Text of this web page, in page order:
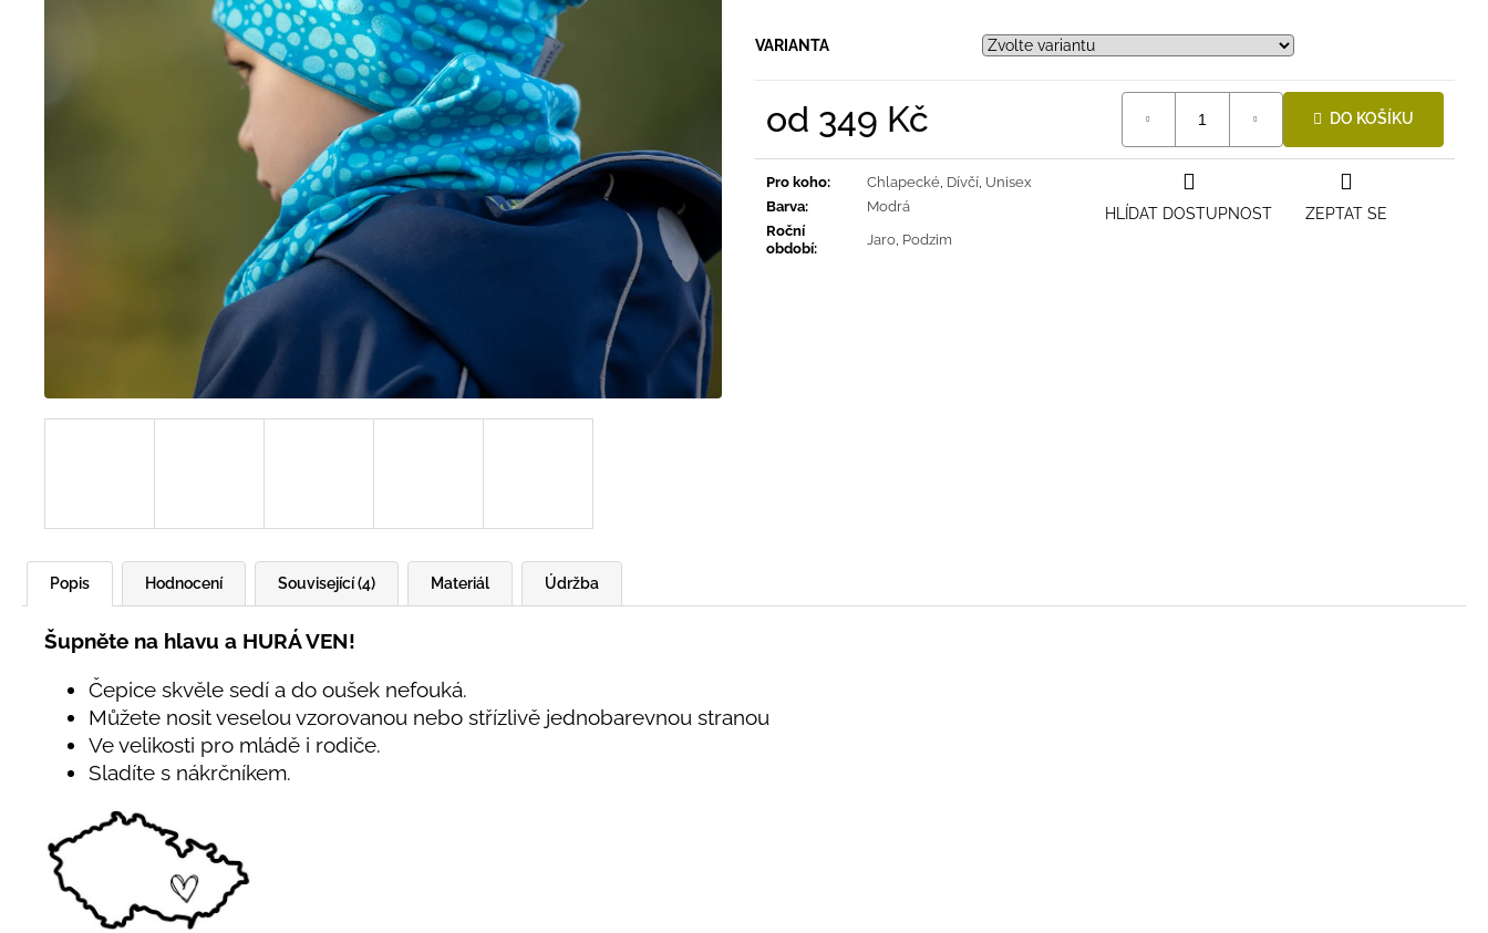
VARIANTA
od 349 Kč DO KOŠÍKU
Pro koho: Chlapecké Dívčí Unisex
Barva:
Modrá
Roční
období:
Jaro Podzim
ZEPTAT SE
HLÍDAT DOSTUPNOST
Popis Hodnocení Související (4) Materiál Údržba
Šupněte na hlavu a HURÁ VEN!
Čepice skvěle sedí a do oušek nefouká.
Můžete nosit veselou vzorovanou nebo střízlivě jednobarevnou stranou
Ve velikosti pro mládě i rodiče.
Sladíte s nákrčníkem.
395 Kč